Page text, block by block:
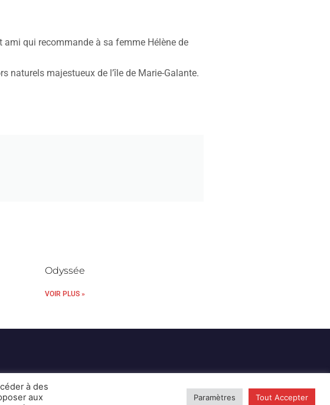
qui recommande à sa femme Hélène de
naturels majestueux de l’île de Marie-Galante.
Odyssée
VOIR PLUS »
à des
aux
Paramètres Tout Accepter